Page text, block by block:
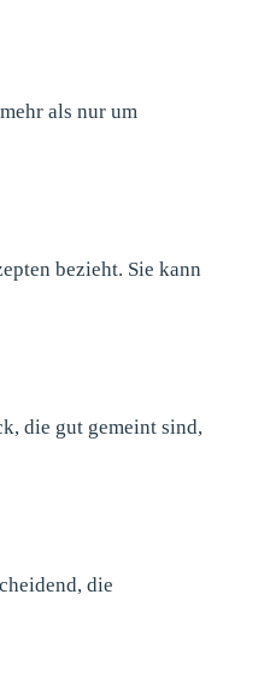
als nur um
bezieht. Sie kann
die gut gemeint sind,
die